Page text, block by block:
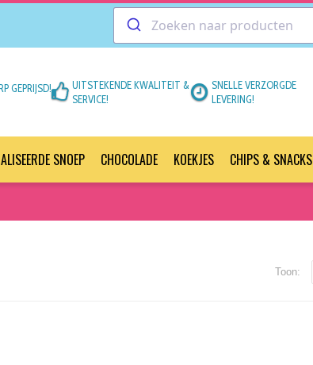
GEPRIJSD!
UITSTEKENDE KWALITEIT &
SERVICE!
SNELLE VERZORGDE
LEVERING!
SNOEP CHOCOLADE KOEKJES CHIPS & SNACKS
Toon: